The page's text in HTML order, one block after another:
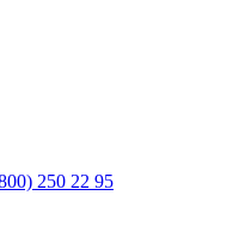
250 22 95